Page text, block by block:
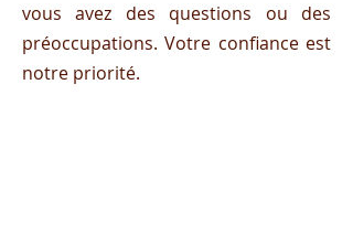
vous avez des questions ou des
préoccupations. Votre confiance est
notre priorité.